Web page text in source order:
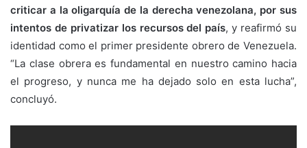
criticar a la oligarquía de la derecha venezolana, por sus
intentos de privatizar los recursos del país, y reafirmó su
identidad como el primer presidente obrero de Venezuela.
“La clase obrera es fundamental en nuestro camino hacia
el progreso, y nunca me ha dejado solo en esta lucha”,
concluyó.